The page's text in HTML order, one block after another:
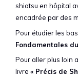
shiatsu en hôpital
encadrée par des
Pour étudier les
Fondamentales
Pour aller plus loin
livre « Précis de